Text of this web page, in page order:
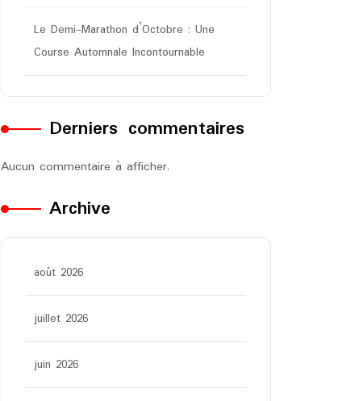
Le Demi-Marathon d’Octobre : Une
Course Automnale Incontournable
Derniers commentaires
Aucun commentaire à afficher.
Archive
août 2026
juillet 2026
juin 2026